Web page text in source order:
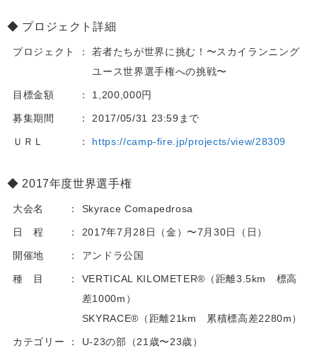
プロジェクト詳細
プロジェクト
若者たちが世界に挑む！〜スカイランニング
ユース世界選手権への挑戦〜
目標金額 1,200,000円
募集期間 2017/05/31 23:59まで
ＵＲＬ https://camp-fire.jp/projects/view/28309
2017年度世界選手権
大会名 Skyrace Comapedrosa
日 程 2017年7月28日（金）〜7月30日（日）
開催地 アンドラ公国
種 目
VERTICAL KILOMETER®（距離3.5km 標高
差1000m）
SKYRACE®（距離21km 累積標高差2280m）
カテゴリー
U-23の部（21歳〜23歳）